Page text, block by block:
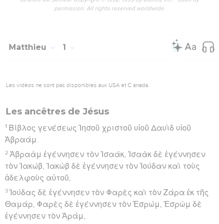
permission. All rights reserved worldwide.
Matthieu 1
Les vidéos ne sont pas disponibles aux USA et C anada.
Les ancêtres de Jésus
1 Βίβλος γενέσεως Ἰησοῦ χριστοῦ υἱοῦ Δαυὶδ υἱοῦ
Ἀβραάμ.
2 Ἀβραὰμ ἐγέννησεν τὸν Ἰσαάκ, Ἰσαὰκ δὲ ἐγέννησεν
τὸν Ἰακώβ, Ἰακὼβ δὲ ἐγέννησεν τὸν Ἰούδαν καὶ τοὺς
ἀδελφοὺς αὐτοῦ,
3 Ἰούδας δὲ ἐγέννησεν τὸν Φαρὲς καὶ τὸν Ζάρα ἐκ τῆς
Θαμάρ, Φαρὲς δὲ ἐγέννησεν τὸν Ἑσρώμ, Ἑσρὼμ δὲ
ἐγέννησεν τὸν Ἀράμ,